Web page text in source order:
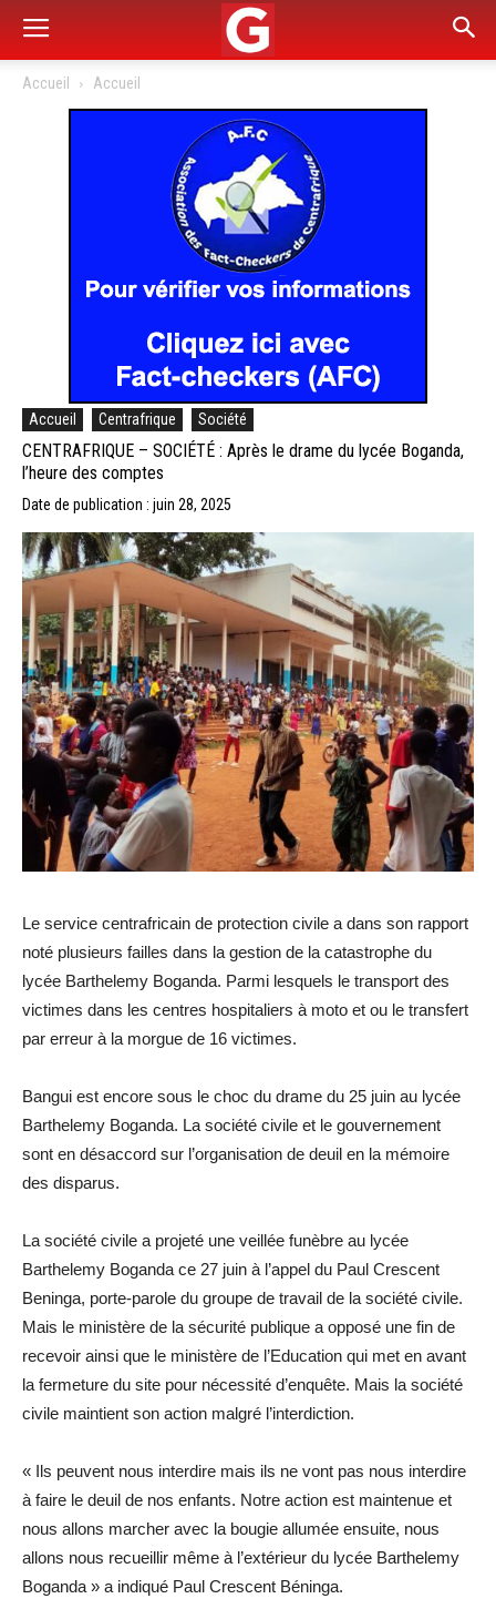
Accueil Accueil
Accueil Centrafrique Société
CENTRAFRIQUE – SOCIÉTÉ : Après le drame du lycée Boganda,
l’heure des comptes
Date de publication : juin 28, 2025
Le service centrafricain de protection civile a dans son rapport
noté plusieurs failles dans la gestion de la catastrophe du
lycée Barthelemy Boganda. Parmi lesquels le transport des
victimes dans les centres hospitaliers à moto et ou le transfert
par erreur à la morgue de 16 victimes.
Bangui est encore sous le choc du drame du 25 juin au lycée
Barthelemy Boganda. La société civile et le gouvernement
sont en désaccord sur l’organisation de deuil en la mémoire
des disparus.
La société civile a projeté une veillée funèbre au lycée
Barthelemy Boganda ce 27 juin à l’appel du Paul Crescent
Beninga, porte-parole du groupe de travail de la société civile.
Mais le ministère de la sécurité publique a opposé une fin de
recevoir ainsi que le ministère de l’Education qui met en avant
la fermeture du site pour nécessité d’enquête. Mais la société
civile maintient son action malgré l’interdiction.
« Ils peuvent nous interdire mais ils ne vont pas nous interdire
à faire le deuil de nos enfants. Notre action est maintenue et
nous allons marcher avec la bougie allumée ensuite, nous
allons nous recueillir même à l’extérieur du lycée Barthelemy
Boganda » a indiqué Paul Crescent Béninga.